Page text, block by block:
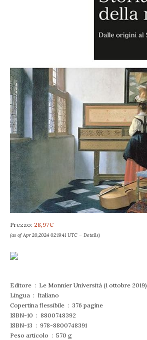
Prezzo: 28,97€
(as of Apr 20,2024 02:19:41 UTC – Details)
Editore ‏ : ‎ Le Monnier Università (1 ottobre 2019)
Lingua ‏ : ‎ Italiano
Copertina flessibile ‏ : ‎ 376 pagine
ISBN-10 ‏ : ‎ 8800748392
ISBN-13 ‏ : ‎ 978-8800748391
Peso articolo ‏ : ‎ 570 g